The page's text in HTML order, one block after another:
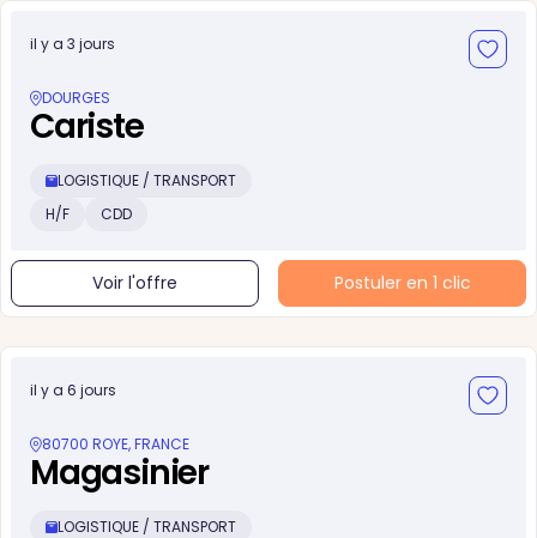
il y a 3 jours
DOURGES
Cariste
LOGISTIQUE / TRANSPORT
H/F
CDD
Voir l'offre Postuler en 1 clic
il y a 6 jours
80700 ROYE, FRANCE
Magasinier
LOGISTIQUE / TRANSPORT